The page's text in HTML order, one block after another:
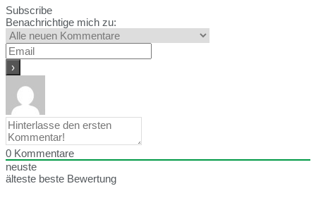
Subscribe
Benachrichtige mich zu:
0 Kommentare
neuste
älteste beste Bewertung